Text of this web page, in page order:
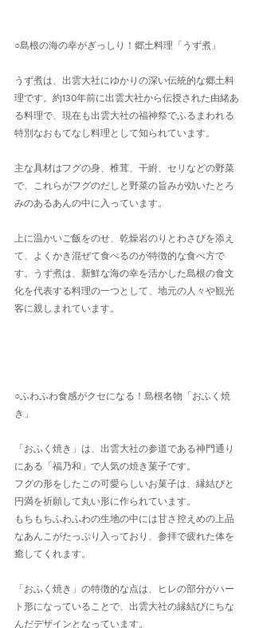
○島根の海の幸がぎっしり！郷土料理「うず煮」
うず煮は、出雲大社にゆかりの深い伝統的な郷土料
理です。約130年前に出雲大社から伝授された由緒あ
る料理で、現在も出雲大社の福神祭でふるまわれる
特別なおもてなし料理として知られています。
主な具材はフグの身、椎茸、干紨、セリなどの野菜
で、これらがフグのだしと野菜の旨みが効いたとろ
みのあるあんの中に入っています。
上に温かいご飯をのせ、乾燥岩のりとわさびを添え
て、よくかき混ぜて食べるのが特徴的な食べ方で
す。うず煮は、新鮮な海の幸を活かした島根の食文
化を代表する料理の一つとして、地元の人々や観光
客に親しまれています。
○ふわふわ食感がクセになる！島根名物「おふく焼
き」
「おふく焼き」は、出雲大社の参道である神門通り
にある「福乃和」で人気の焼き菓子です。
フグの形をしたこの可愛らしいお菓子は、縁結びと
円満を祈願して丸い形に作られています。
もちもちふわふわの生地の中には甘さ控えめの上品
なあんこがたっぷり入っており、参拝で疲れた体を
癒してくれます。
「おふく焼き」の特徴的な点は、ヒレの部分がハー
ト形になっていることで、出雲大社の縁結びにちな
んだデザインとなっています。